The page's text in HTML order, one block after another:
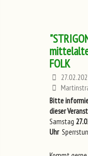
FOLK
Bitte
dieser
Samstag
Uhr